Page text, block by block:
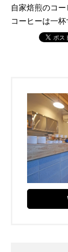
自家焙煎のコ
コーヒーは一